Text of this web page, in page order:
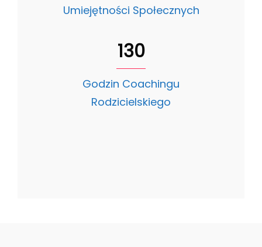
Umiejętności Społecznych
130
Godzin Coachingu
Rodzicielskiego